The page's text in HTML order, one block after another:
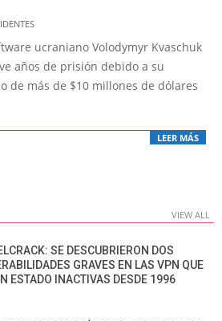
ucraniano Volodymyr Kvaschuk
años de prisión debido a su
de más de $10 millones de dólares
LEER MÁS
VIEW ALL
SE DESCUBRIERON DOS
GRAVES EN LAS VPN QUE
ESTADO INACTIVAS DESDE 1996